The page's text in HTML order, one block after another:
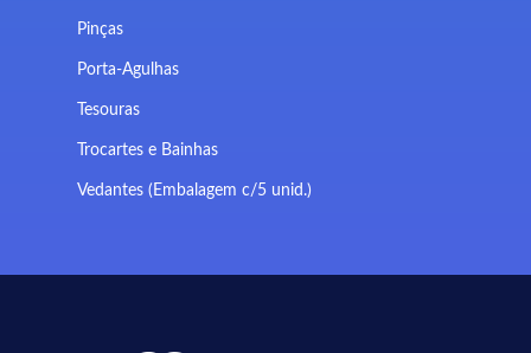
Pinças
Porta-Agulhas
Tesouras
Trocartes e Bainhas
Vedantes (Embalagem c/5 unid.)